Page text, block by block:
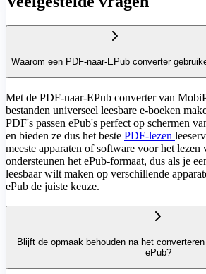
Waarom een PDF-naar-EPub converter
Met de PDF-naar-EPub converter van
bestanden universeel leesbare e-boeken
PDF's passen ePub's perfect op schermen
en bieden ze dus het beste PDF-lezen
meeste apparaten of software voor het lezen
ondersteunen het ePub-formaat, dus als je
leesbaar wilt maken op verschillende
ePub de juiste keuze.
Blijft de opmaak behouden na het
ePub?